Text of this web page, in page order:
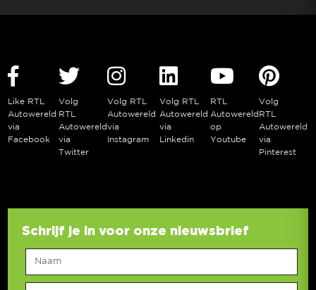
Like RTL
Autowereld
via
Facebook
Volg
RTL
Autowereld
via
Twitter
Volg RTL
Autowereld
via
Instagram
Volg RTL
Autowereld
via
Linkedin
RTL
Autowereld
op
Youtube
Volg
RTL
Autowereld
via
Pinterest
Schrijf je in voor onze nieuwsbrief